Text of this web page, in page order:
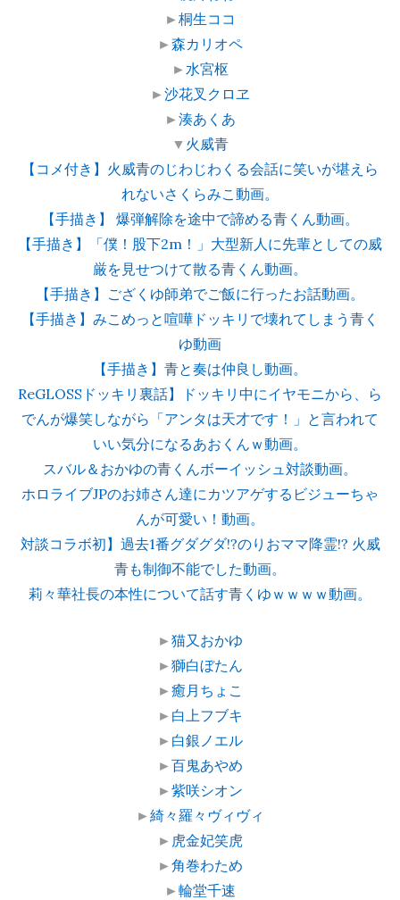
►桐生ココ
►森カリオペ
► 水宮枢
►沙花叉クロヱ
►湊あくあ
▼ 火威青
【コメ付き】火威青のじわじわくる会話に笑いが堪えら
れないさくらみこ動画。
【手描き】 爆弾解除を途中で諦める青くん動画。
【手描き】「僕！股下2m！」大型新人に先輩としての威
厳を見せつけて散る青くん動画。
【手描き】ござくゆ師弟でご飯に行ったお話動画。
【手描き】みこめっと喧嘩ドッキリで壊れてしまう青く
ゆ動画
【手描き】青と奏は仲良し動画。
ReGLOSSドッキリ裏話】ドッキリ中にイヤモニから、ら
でんが爆笑しながら「アンタは天才です！」と言われて
いい気分になるあおくんｗ動画。
スバル＆おかゆの青くんボーイッシュ対談動画。
ホロライブJPのお姉さん達にカツアゲするビジューちゃ
んが可愛い！動画。
対談コラボ初】過去1番グダグダ!?のりおママ降霊!? 火威
青も制御不能でした動画。
莉々華社長の本性について話す青くゆｗｗｗｗ動画。
►猫又おかゆ
►獅白ぼたん
►癒月ちょこ
► 白上フブキ
► 白銀ノエル
►百鬼あやめ
►紫咲シオン
►綺々羅々ヴィヴィ
► 虎金妃笑虎
►角巻わため
►輪堂千速